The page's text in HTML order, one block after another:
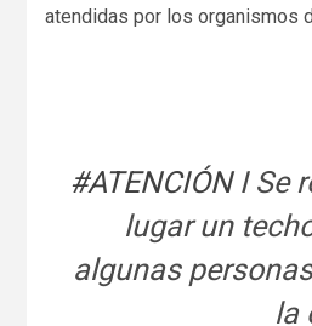
atendidas por los organismos
#ATENCIÓNI Se
lugar un
algunas
la